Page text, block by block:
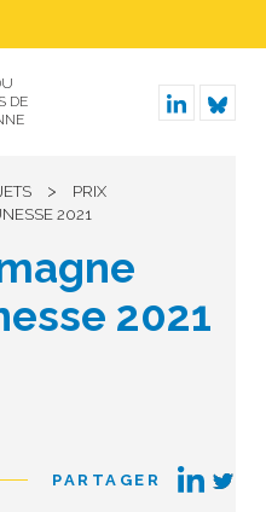
DE
>
PRIX
2021
2021
PARTAGER